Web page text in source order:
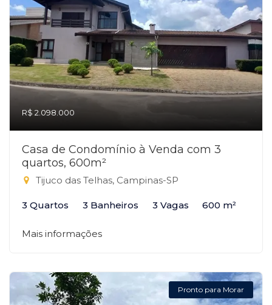
R$ 2.098.000
Casa de Condomínio à Venda com 3
quartos, 600m²
Tijuco das Telhas, Campinas-SP
3 Quartos 3 Banheiros 3 Vagas 600 m²
Mais informações
Pronto para Morar